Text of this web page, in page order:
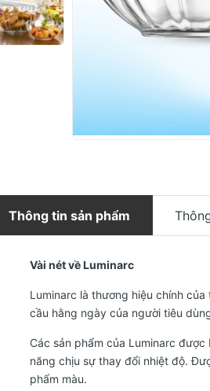
Thông tin sản phẩm
Vài nét về Luminarc
Luminarc là thương hiệu chính
cầu hằng ngày của người tiêu
Các sản phẩm của Luminarc
năng chịu sự thay đổi nhiệt độ.
phẩm màu.